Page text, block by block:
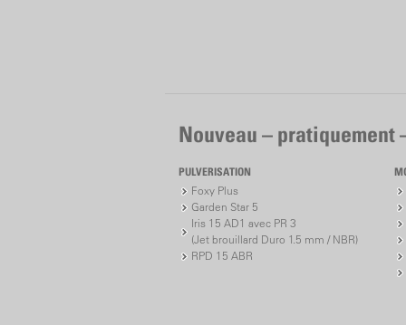
Nouveau – pratiquement
PULVERISATION
Foxy Plus
Garden Star 5
Iris 15 AD1 avec PR 3
(Jet brouillard Duro 1.5 mm / NBR)
RPD 15 ABR